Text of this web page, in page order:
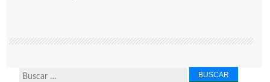
Buscar...